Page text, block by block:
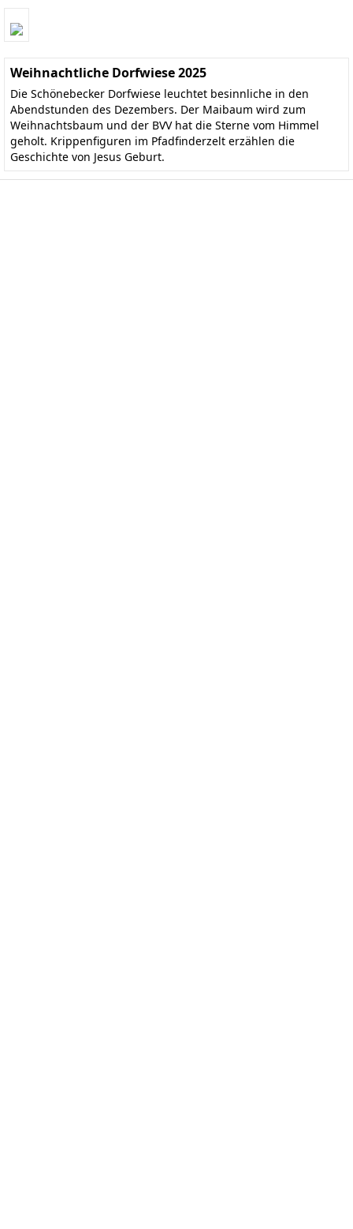
Weihnachtliche Dorfwiese 2025
Die Schönebecker Dorfwiese leuchtet besinnliche in den
Abendstunden des Dezembers. Der Maibaum wird zum
Weihnachtsbaum und der BVV hat die Sterne vom Himmel
geholt. Krippenfiguren im Pfadfinderzelt erzählen die
Geschichte von Jesus Geburt.